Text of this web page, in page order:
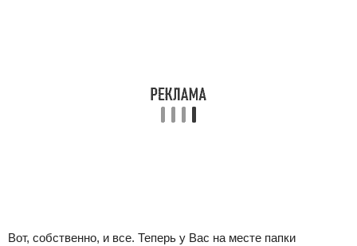
Вот, собственно, и все. Теперь у Вас на месте папки